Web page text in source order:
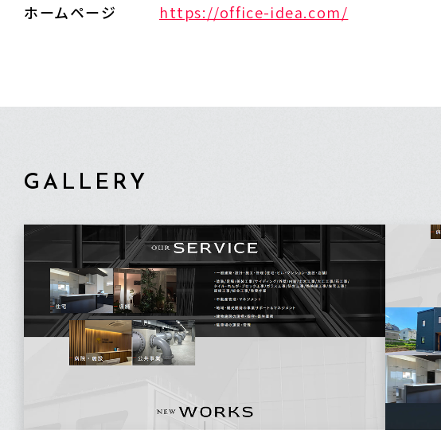
ホームページ https://office-idea.com/
GALLERY